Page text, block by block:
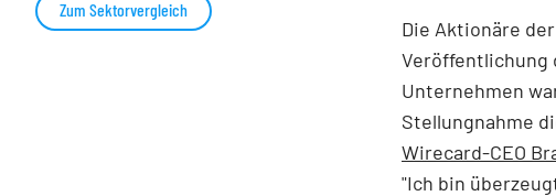
Die Aktionäre
Veröffentlichung
Unternehmen
Stellungnahme
Wirecard-CEO
"Ich bin
Zum Sektorvergleich